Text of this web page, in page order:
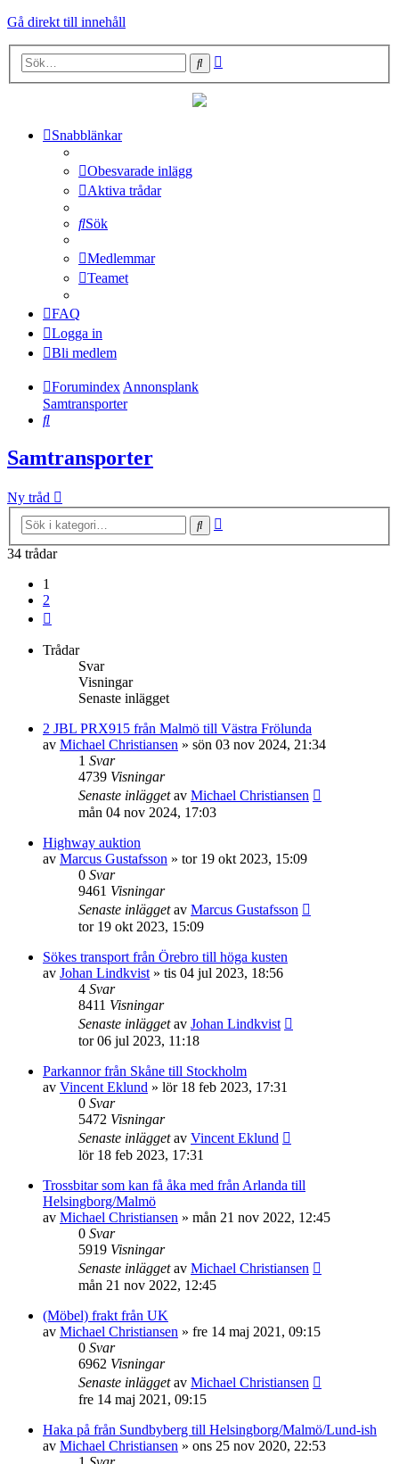
Gå direkt till innehåll
Sök
Snabblänkar
Obesvarade inlägg
Aktiva trådar
Sök
Medlemmar
Teamet
FAQ
Logga in
Bli medlem
Forumindex Annonsplank
Samtransporter
Sök
Samtransporter
Ny tråd
Sök
34 trådar
1
2
Trådar
Svar
Visningar
Senaste inlägget
2 JBL PRX915 från Malmö till Västra Frölunda
av Michael Christiansen » sön 03 nov 2024, 21:34
1 Svar
4739 Visningar
Senaste inläggetav Michael Christiansen
mån 04 nov 2024, 17:03
Highway auktion
av Marcus Gustafsson » tor 19 okt 2023, 15:09
0 Svar
9461 Visningar
Senaste inläggetav Marcus Gustafsson
tor 19 okt 2023, 15:09
Sökes transport från Örebro till höga kusten
av Johan Lindkvist » tis 04 jul 2023, 18:56
4 Svar
8411 Visningar
Senaste inläggetav Johan Lindkvist
tor 06 jul 2023, 11:18
Parkannor från Skåne till Stockholm
av Vincent Eklund » lör 18 feb 2023, 17:31
0 Svar
5472 Visningar
Senaste inläggetav Vincent Eklund
lör 18 feb 2023, 17:31
Trossbitar som kan få åka med från Arlanda till
Helsingborg/Malmö
av Michael Christiansen » mån 21 nov 2022, 12:45
0 Svar
5919 Visningar
Senaste inläggetav Michael Christiansen
mån 21 nov 2022, 12:45
(Möbel) frakt från UK
av Michael Christiansen » fre 14 maj 2021, 09:15
0 Svar
6962 Visningar
Senaste inläggetav Michael Christiansen
fre 14 maj 2021, 09:15
Haka på från Sundbyberg till Helsingborg/Malmö/Lund-ish
av Michael Christiansen » ons 25 nov 2020, 22:53